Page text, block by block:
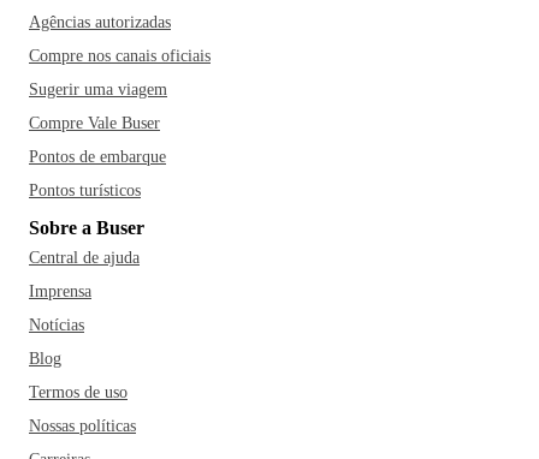
Agências autorizadas
Compre nos canais oficiais
Sugerir uma viagem
Compre Vale Buser
Pontos de embarque
Pontos turísticos
Sobre a Buser
Central de ajuda
Imprensa
Notícias
Blog
Termos de uso
Nossas políticas